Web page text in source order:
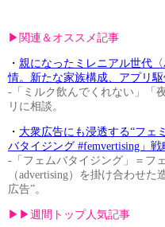
▶︎関連＆オススメ記事
・ 親になったミレニアル世代
情。新たな家族構成、アプリ
-「ミルク飲んでくれない」「
リに相談。
・ 大衆広告にも浸透する“フェ
バタイジング #femvertising」戦
-「フェムバタイジング」＝フ
（advertising）を掛け合わせ
広告”。
▶︎▶︎週間トップ人気記事